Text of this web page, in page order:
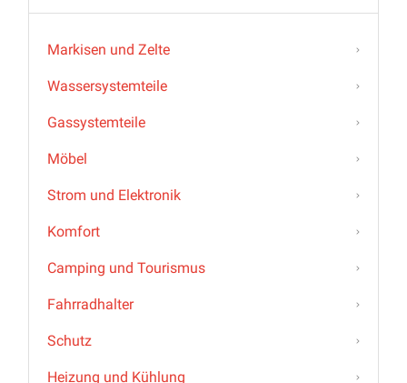
Markisen und Zelte
Wassersystemteile
Gassystemteile
Möbel
Strom und Elektronik
Komfort
Camping und Tourismus
Fahrradhalter
Schutz
Heizung und Kühlung